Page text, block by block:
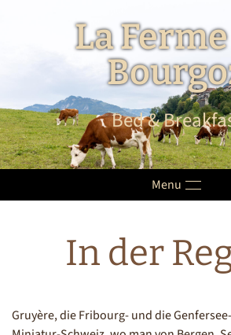
Skip to main content
La
Bed &
Menu
In der
Gruyère, die Fribourg- und die